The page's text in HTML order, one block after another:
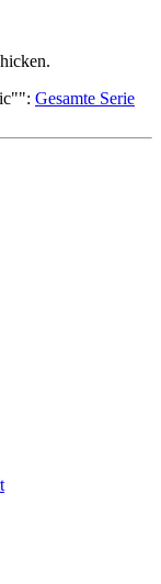
": Gesamte Serie